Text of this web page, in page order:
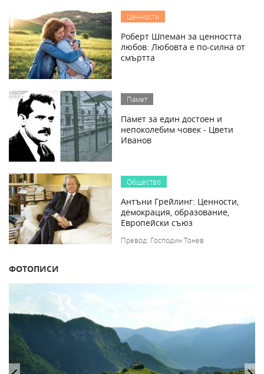
Ценности
Роберт Шпеман за ценността
любов: Любовта е по-силна от
смъртта
Памет
Памет за един достоен и
непоколебим човек - Цвети
Иванов
Общество
Антъни Грейлинг: Ценности,
демокрация, образование,
Европейски съюз
Превод: Господин Тонев
ФОТОПИСИ